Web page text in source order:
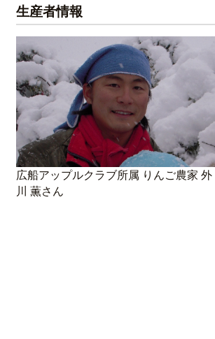
生産者情報
広船アップルクラブ所属 りんご農家 外
川 薫さん